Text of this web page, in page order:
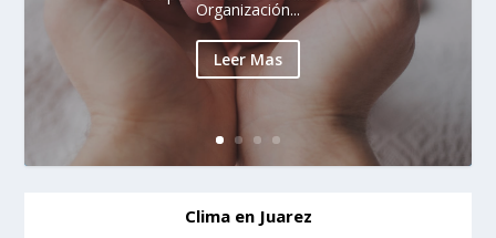
Organización...
Leer Mas
Clima en Juarez